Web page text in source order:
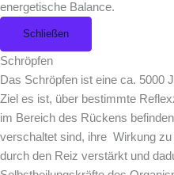
energetische Balance.
Schließen
Schröpfen
Das Schröpfen ist eine ca. 5000
Ziel es ist, über bestimmte
im Bereich des Rückens
verschaltet sind, ihre Wirkung
durch den Reiz verstärkt und